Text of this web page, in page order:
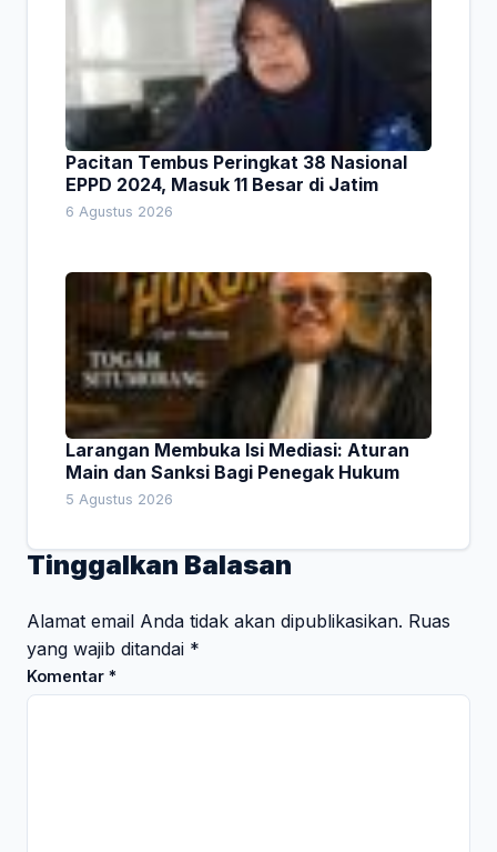
Pacitan Tembus Peringkat 38 Nasional
EPPD 2024, Masuk 11 Besar di Jatim
6 Agustus 2026
Larangan Membuka Isi Mediasi: Aturan
Main dan Sanksi Bagi Penegak Hukum
5 Agustus 2026
Tinggalkan Balasan
Alamat email Anda tidak akan dipublikasikan. Ruas
yang wajib ditandai *
Komentar *